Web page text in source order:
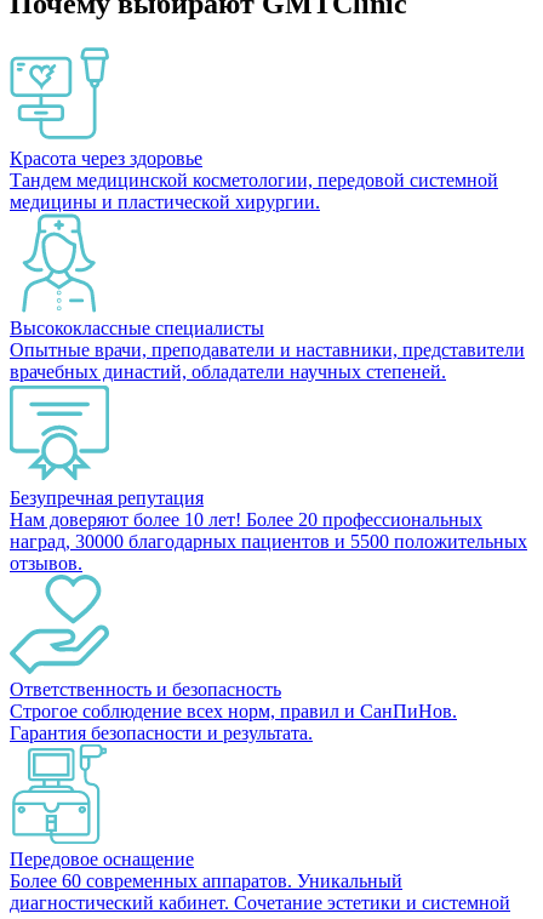
Красота через здоровье
Тандем медицинской косметологии, передовой системной
медицины и пластической хирургии.
Высококлассные специалисты
Опытные врачи, преподаватели и наставники, представители
врачебных династий, обладатели научных степеней.
Безупречная репутация
Нам доверяют более 10 лет! Более 20 профессиональных
наград, 30000 благодарных пациентов и 5500 положительных
отзывов.
Ответственность и безопасность
Строгое соблюдение всех норм, правил и СанПиНов.
Гарантия безопасности и результата.
Передовое оснащение
Более 60 современных аппаратов. Уникальный
диагностический кабинет. Сочетание эстетики и системной